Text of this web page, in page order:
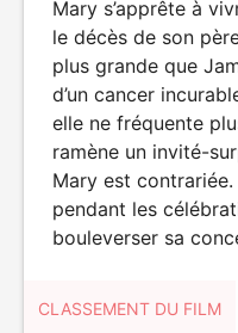
Mary s’apprête à
le décès de son
plus grande que
d’un cancer
elle ne fréquente
ramène un invité-
Mary est contrariée.
pendant les
bouleverser sa
CLASSEMENT DU FILM